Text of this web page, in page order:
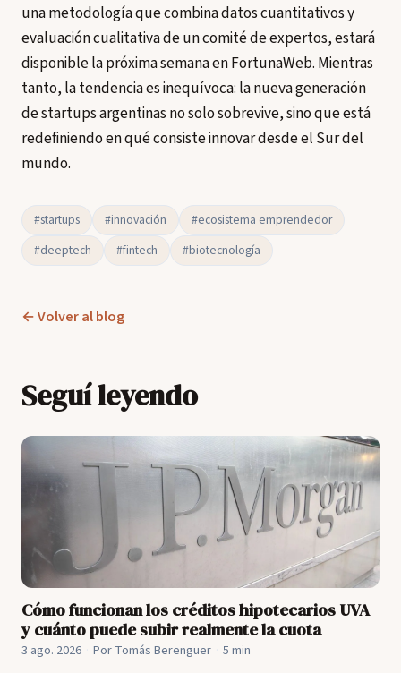
una metodología que combina datos cuantitativos y
evaluación cualitativa de un comité de expertos, estará
disponible la próxima semana en FortunaWeb. Mientras
tanto, la tendencia es inequívoca: la nueva generación
de startups argentinas no solo sobrevive, sino que está
redefiniendo en qué consiste innovar desde el Sur del
mundo.
#startups #innovación
#ecosistema emprendedor
#deeptech
#fintech #biotecnología
← Volver al blog
Seguí leyendo
Cómo funcionan los créditos hipotecarios UVA
y cuánto puede subir realmente la cuota
3 ago. 2026 Por Tomás Berenguer 5 min